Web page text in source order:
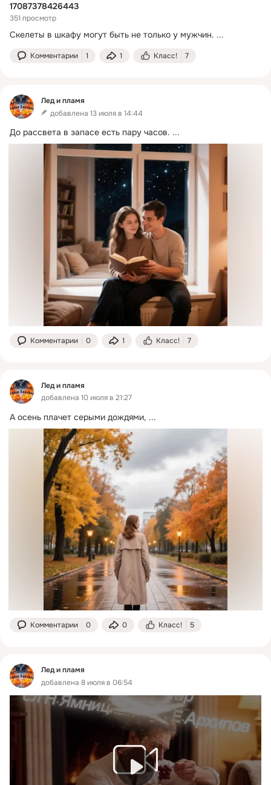
17087378426443
351 просмотр
Скелеты в шкафу могут быть не только у мужчин. ...
Комментарии 1 1 Класс! 7
Лед и пламя
добавлена 13 июля в 14:44
До рассвета в запасе есть пару часов. ...
Комментарии 0 1 Класс! 7
Лед и пламя
добавлена 10 июля в 21:27
А осень плачет серыми дождями, ...
Комментарии 0 0 Класс! 5
Лед и пламя
добавлена 8 июля в 06:54